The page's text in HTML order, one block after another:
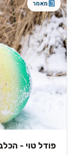
מאמר
פודל טוי -